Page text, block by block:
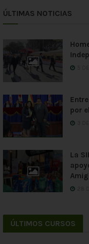
ÚLTIMAS NOTICIAS
por
La
ÚLTIMOS CURSOS